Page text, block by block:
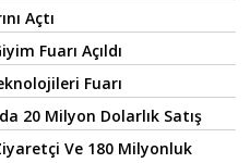
Açtı
Fuarı Açıldı
Fuarı
20 Milyon Dolarlık Satış
Ve 180 Milyonluk